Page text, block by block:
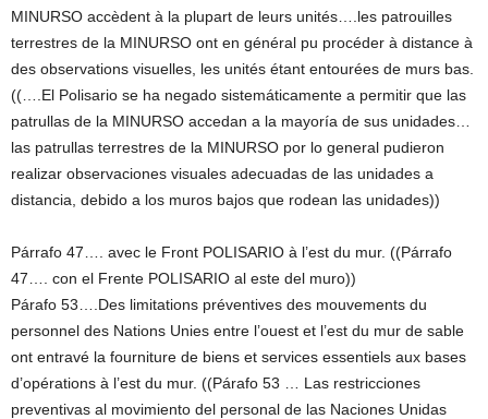
MINURSO accèdent à la plupart de leurs unités….les patrouilles
terrestres de la MINURSO ont en général pu procéder à distance à
des observations visuelles, les unités étant entourées de murs bas.
((….El Polisario se ha negado sistemáticamente a permitir que las
patrullas de la MINURSO accedan a la mayoría de sus unidades…
las patrullas terrestres de la MINURSO por lo general pudieron
realizar observaciones visuales adecuadas de las unidades a
distancia, debido a los muros bajos que rodean las unidades))
Párrafo 47…. avec le Front POLISARIO à l’est du mur. ((Párrafo
47…. con el Frente POLISARIO al este del muro))
Párafo 53….Des limitations préventives des mouvements du
personnel des Nations Unies entre l’ouest et l’est du mur de sable
ont entravé la fourniture de biens et services essentiels aux bases
d’opérations à l’est du mur. ((Párafo 53 … Las restricciones
preventivas al movimiento del personal de las Naciones Unidas